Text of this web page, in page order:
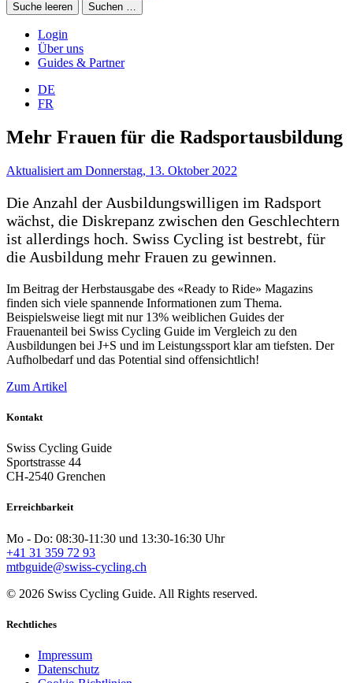
Suche leeren Suchen …
Login
Über uns
Guides & Partner
DE
FR
Mehr Frauen für die Radsportausbildung
Aktualisiert am Donnerstag, 13. Oktober 2022
Die Anzahl der Ausbildungswilligen im Radsport
wächst, die Diskrepanz zwischen den Geschlechtern
ist allerdings hoch. Swiss Cycling ist bestrebt, für
die Ausbildung mehr Frauen zu gewinnen.
Im Beitrag der Herbstausgabe des «Ready to Ride» Magazins
finden sich viele spannende Informationen zum Thema.
Beispielsweise liegt mit nur 13% weiblichen Guides der
Frauenanteil bei Swiss Cycling Guide im Vergleich zu den
Ausbildungen bei J+S und im Leistungssport klar am tiefsten. Der
Aufholbedarf und das Potential sind offensichtlich!
Zum Artikel
Kontakt
Swiss Cycling Guide
Sportstrasse 44
CH-2540 Grenchen
Erreichbarkeit
Mo - Do: 08:30-11:30 und 13:30-16:30 Uhr
+41 31 359 72 93
mtbguide@swiss-cycling.ch
© 2026 Swiss Cycling Guide. All Rights reserved.
Rechtliches
Impressum
Datenschutz